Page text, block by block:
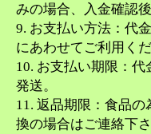
みの場合、入金確認
9. お支払い方法：代
にあわせてご利用くだ
10. お支払い期限：
発送。
11. 返品期限：食品
換の場合はご連絡下さ